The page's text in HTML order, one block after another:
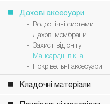
Дахові аксесуари
- Водостічні системи
- Дахові мембрани
- Захист від снігу
- Мансардні вікна
- Покрівельні аксесуари
Кладочні матеріали